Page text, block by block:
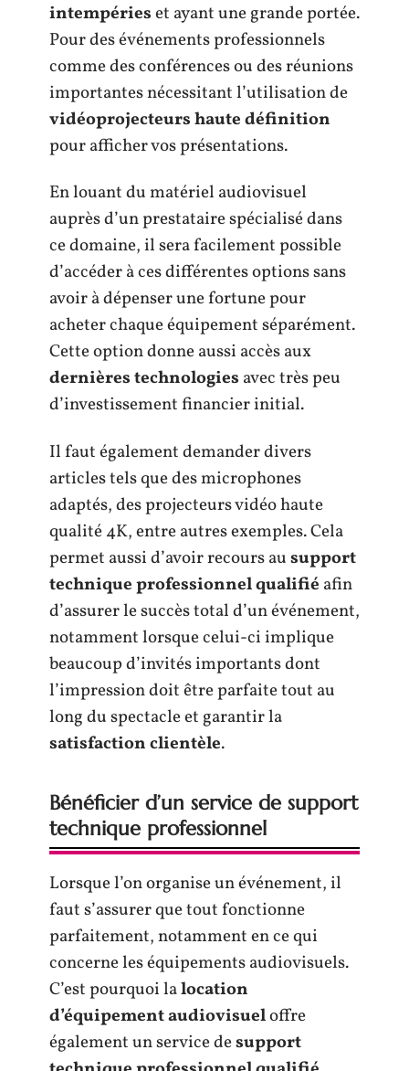
intempérieset ayant une grande portée.
Pour des événements professionnels
comme des conférences ou des réunions
importantes nécessitant l’utilisation de
vidéoprojecteurs haute définition
pour afficher vos présentations.
En louant du matériel audiovisuel
auprès d’un prestataire spécialisé dans
ce domaine, il sera facilement possible
d’accéder à ces différentes options sans
avoir à dépenser une fortune pour
acheter chaque équipement séparément.
Cette option donne aussi accès aux
dernières technologies avec très peu
d’investissement financier initial.
Il faut également demander divers
articles tels que des microphones
adaptés, des projecteurs vidéo haute
qualité 4K, entre autres exemples. Cela
permet aussi d’avoir recours ausupport
technique professionnel qualifié afin
d’assurer le succès total d’un événement,
notamment lorsque celui-ci implique
beaucoup d’invités importants dont
l’impression doit être parfaite tout au
long du spectacle et garantir la
satisfaction clientèle.
Bénéficier d’un service de support
technique professionnel
Lorsque l’on organise un événement, il
faut s’assurer que tout fonctionne
parfaitement, notamment en ce qui
concerne les équipements audiovisuels.
C’est pourquoi lalocation
d’équipement audiovisueloffre
également un service desupport